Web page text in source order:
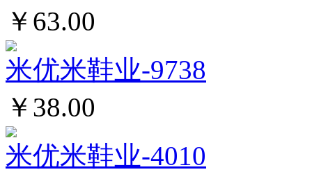
￥63.00
米优米鞋业-9738
￥38.00
米优米鞋业-4010